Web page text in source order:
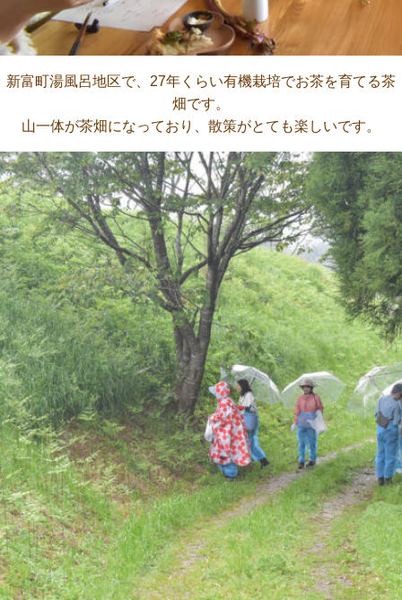
新富町湯風呂地区で、27年くらい有機栽培でお茶を育てる茶
畑です。
山一体が茶畑になっており、散策がとても楽しいです。